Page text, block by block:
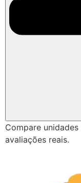
Compare
avaliações reais.